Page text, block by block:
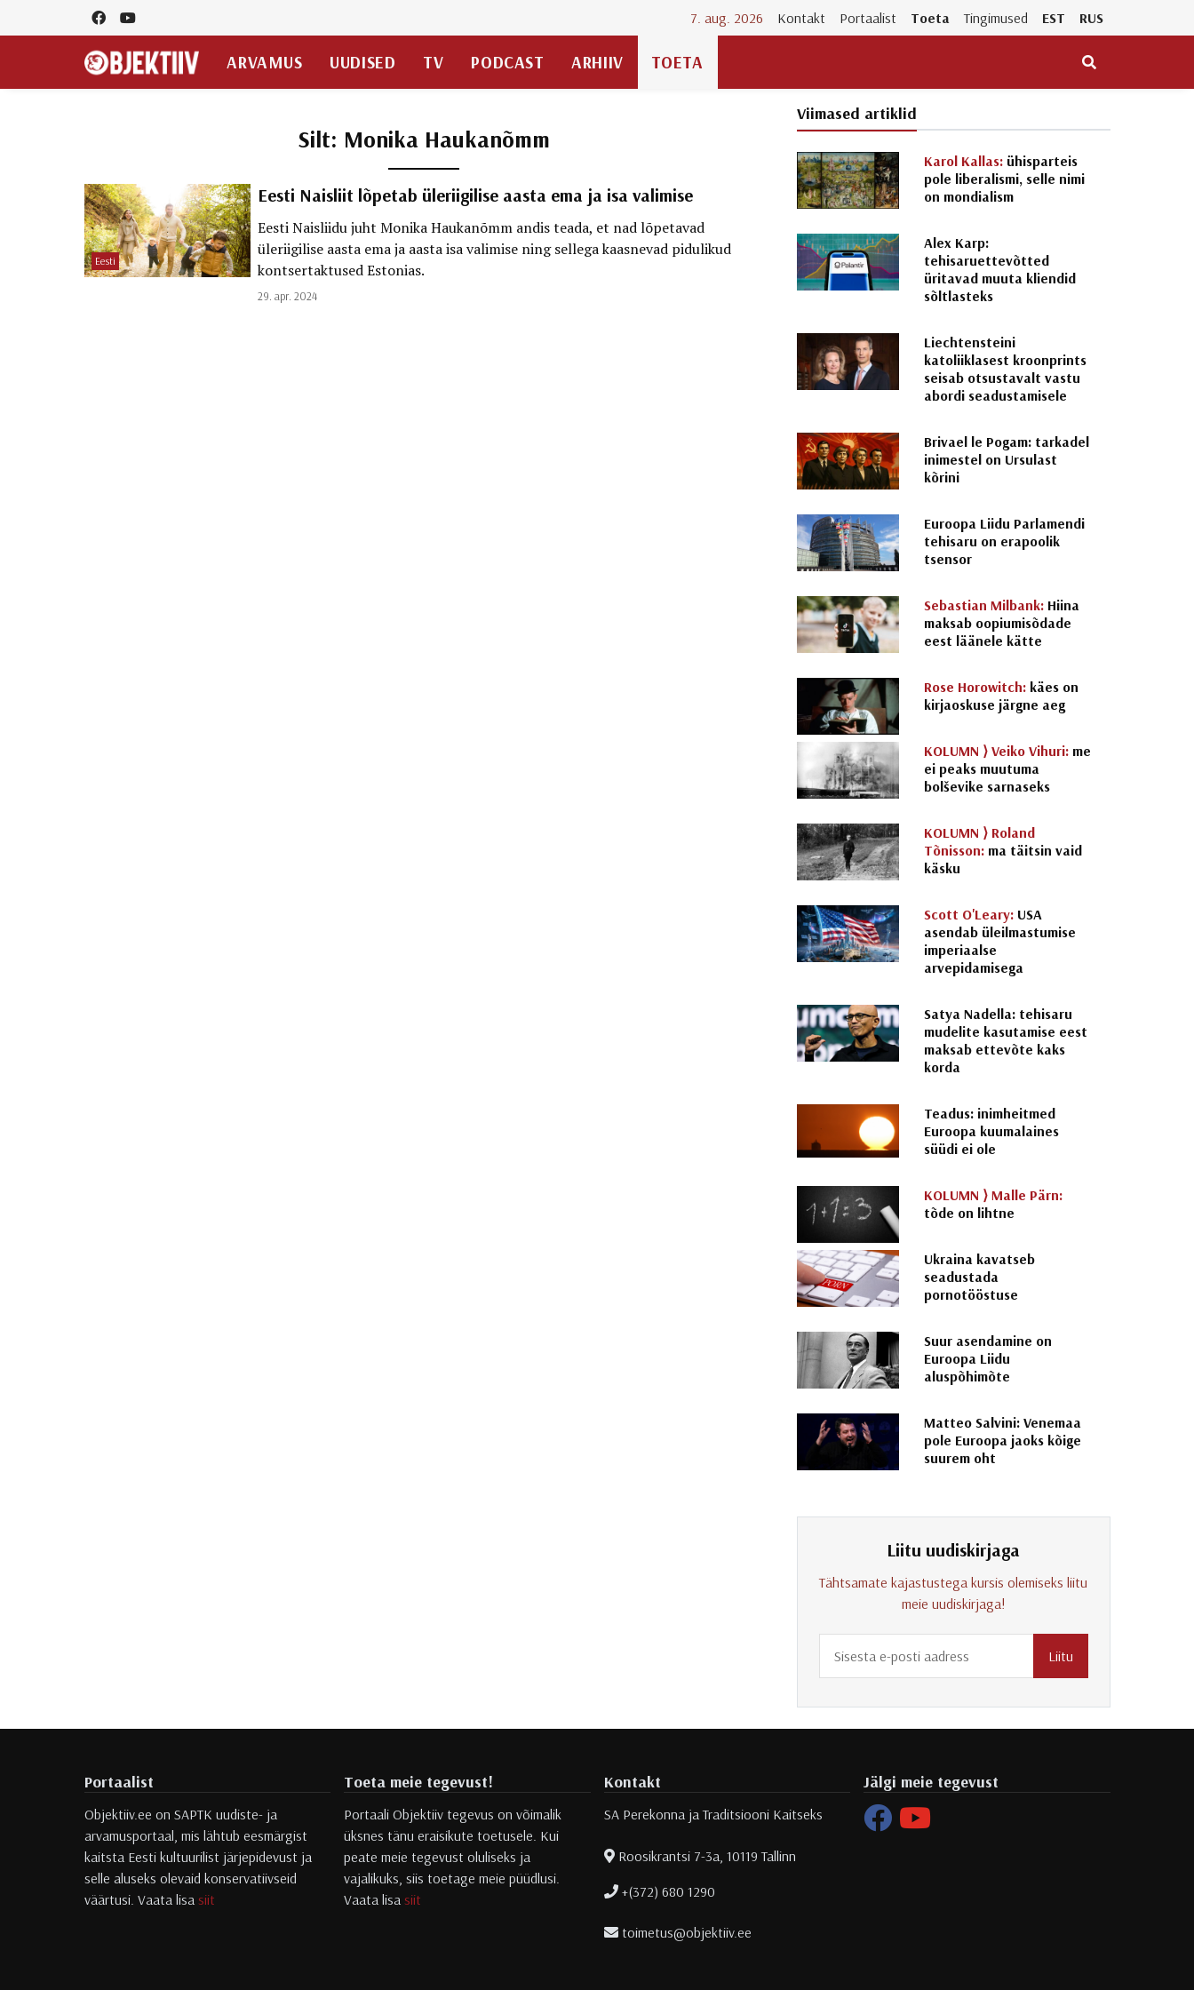
7. aug. 2026 Kontakt Portaalist Toeta Tingimused EST RUS
ARVAMUS UUDISED TV PODCAST ARHIIV TOETA
Silt: Monika Haukanõmm
Eesti
Eesti Naisliit lõpetab üleriigilise aasta ema ja isa valimise
Eesti Naisliidu juht Monika Haukanõmm andis teada, et nad lõpetavad
üleriigilise aasta ema ja aasta isa valimise ning sellega kaasnevad pidulikud
kontsertaktused Estonias.
29. apr. 2024
Viimased artiklid
Karol Kallas: ühisparteis
pole liberalismi, selle nimi
on mondialism
Alex Karp:
tehisaruettevõtted
üritavad muuta kliendid
sõltlasteks
Liechtensteini
katoliiklasest kroonprints
seisab otsustavalt vastu
abordi seadustamisele
Brivael le Pogam: tarkadel
inimestel on Ursulast
kõrini
Euroopa Liidu Parlamendi
tehisaru on erapoolik
tsensor
Sebastian Milbank: Hiina
maksab oopiumisõdade
eest läänele kätte
Rose Horowitch: käes on
kirjaoskuse järgne aeg
KOLUMN ⟩ Veiko Vihuri: me
ei peaks muutuma
bolševike sarnaseks
KOLUMN ⟩ Roland
Tõnisson: ma täitsin vaid
käsku
Scott O'Leary: USA
asendab üleilmastumise
imperiaalse
arvepidamisega
Satya Nadella: tehisaru
mudelite kasutamise eest
maksab ettevõte kaks
korda
Teadus: inimheitmed
Euroopa kuumalaines
süüdi ei ole
KOLUMN ⟩ Malle Pärn:
tõde on lihtne
Ukraina kavatseb
seadustada
pornotööstuse
Suur asendamine on
Euroopa Liidu
aluspõhimõte
Matteo Salvini: Venemaa
pole Euroopa jaoks kõige
suurem oht
Liitu uudiskirjaga
Tähtsamate kajastustega kursis olemiseks liitu
meie uudiskirjaga!
Liitu
Portaalist
Objektiiv.ee on SAPTK uudiste- ja
arvamusportaal, mis lähtub eesmärgist
kaitsta Eesti kultuurilist järjepidevust ja
selle aluseks olevaid konservatiivseid
väärtusi. Vaata lisa siit
Toeta meie tegevust!
Portaali Objektiiv tegevus on võimalik
üksnes tänu eraisikute toetusele. Kui
peate meie tegevust oluliseks ja
vajalikuks, siis toetage meie püüdlusi.
Vaata lisa siit
Kontakt
SA Perekonna ja Traditsiooni Kaitseks
Roosikrantsi 7-3a, 10119 Tallinn
+(372) 680 1290
toimetus@objektiiv.ee
Jälgi meie tegevust